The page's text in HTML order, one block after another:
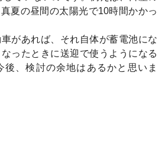
夏の昼間の太陽光で10時間かかっ
があれば、それ自体が蓄電池にな
ったときに送迎で使うようになる
後、検討の余地はあるかと思いま